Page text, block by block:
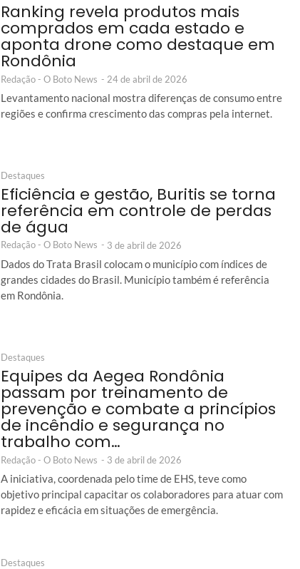
Ranking revela produtos mais
comprados em cada estado e
aponta drone como destaque em
Rondônia
Redação - O Boto News - 24 de abril de 2026
Levantamento nacional mostra diferenças de consumo entre
regiões e confirma crescimento das compras pela internet.
Destaques
Eficiência e gestão, Buritis se torna
referência em controle de perdas
de água
Redação - O Boto News - 3 de abril de 2026
Dados do Trata Brasil colocam o município com índices de
grandes cidades do Brasil. Município também é referência
em Rondônia.
Destaques
Equipes da Aegea Rondônia
passam por treinamento de
prevenção e combate a princípios
de incêndio e segurança no
trabalho com…
Redação - O Boto News - 3 de abril de 2026
A iniciativa, coordenada pelo time de EHS, teve como
objetivo principal capacitar os colaboradores para atuar com
rapidez e eficácia em situações de emergência.
Destaques